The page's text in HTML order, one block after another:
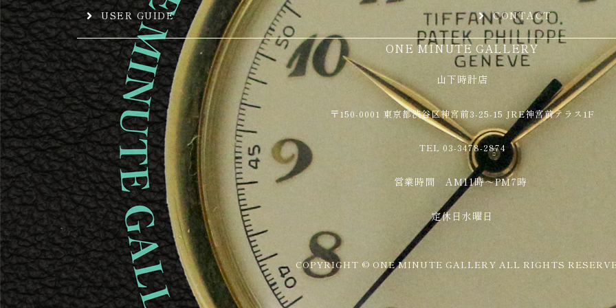
USER GUIDE CONTACT
ONE MINUTE GALLERY
山下時計店
〒150-0001 東京都渋谷区神宮前3-25-15 JRE神宮前テラス1F
TEL 03-3478-2874
営業時間 AM11時～PM7時
定休日水曜日
COPYRIGHT © ONE MINUTE GALLERY ALL RIGHTS